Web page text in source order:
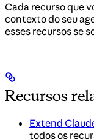
Cada recurso que
contexto do seu
esses recursos se
Recursos
Extend
todos os